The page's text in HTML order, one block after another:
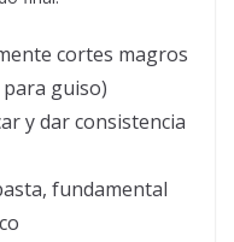
cortes magros
guiso)
y dar consistencia
fundamental